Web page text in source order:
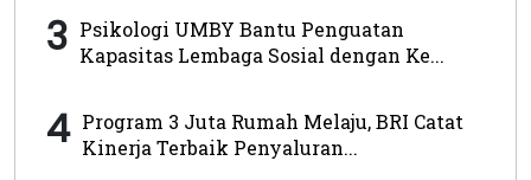
3 Psikologi UMBY Bantu Penguatan
Kapasitas Lembaga Sosial dengan Ke...
4 Program 3 Juta Rumah Melaju, BRI Catat
Kinerja Terbaik Penyaluran...